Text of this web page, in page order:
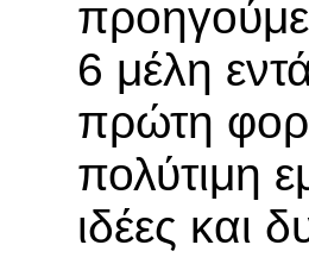
6 μέλη
πρώτη
πολύτιμη
ιδέες και